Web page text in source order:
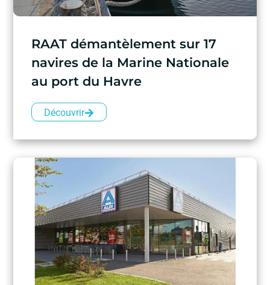
RAAT démantèlement sur 17
navires de la Marine Nationale
au port du Havre
Découvrir